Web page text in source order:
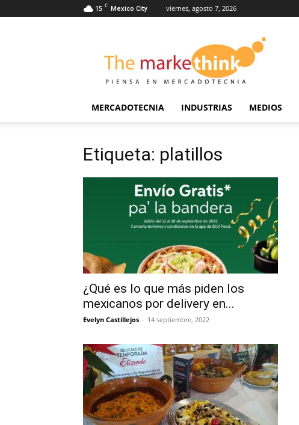
15 C Mexico City viernes, agosto 7, 2026
Markethink
MERCADOTECNIA INDUSTRIAS MEDIOS
Etiqueta: platillos
¿Qué es lo que más piden los
mexicanos por delivery en...
Evelyn Castillejos - 14 septiembre, 2022